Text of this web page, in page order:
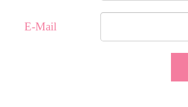
E-Mail